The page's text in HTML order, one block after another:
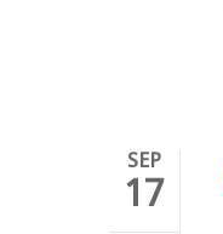
SEP
17